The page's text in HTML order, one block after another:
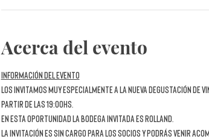
Acerca del evento
Información del evento
Los invitamos muy especialmente a la nueva DEGUSTACIÓN
partir de las 19:00hs.
En esta oportunidad la bodega invitada es Rolland.
La invitación es sin cargo para los socios y podrás venir